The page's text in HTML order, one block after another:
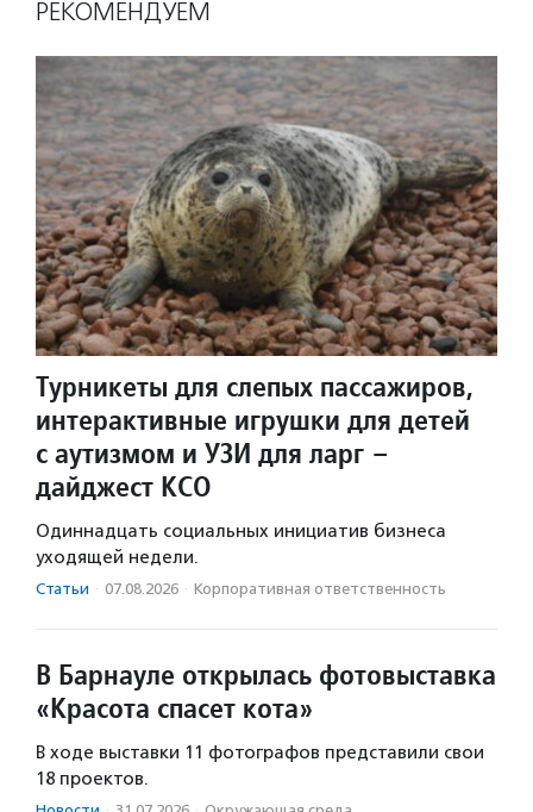
РЕКОМЕНДУЕМ
Турникеты для слепых пассажиров,
интерактивные игрушки для детей
с аутизмом и УЗИ для ларг –
дайджест КСО
Одиннадцать социальных инициатив бизнеса
уходящей недели.
Статьи · 07.08.2026 · Корпоративная ответственность
В Барнауле открылась фотовыставка
«Красота спасет кота»
В ходе выставки 11 фотографов представили свои
18 проектов.